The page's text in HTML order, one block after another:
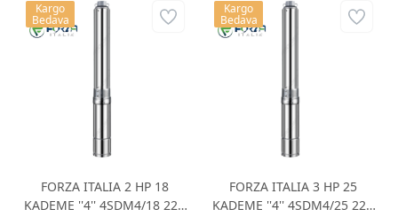
FORZA ITALIA 2 HP 18
KADEME ''4'' 4SDM4/18 220
Kargo
Bedava
FORZA ITALIA 3 HP 25
KADEME ''4'' 4SDM4/25 220
Kargo
Bedava